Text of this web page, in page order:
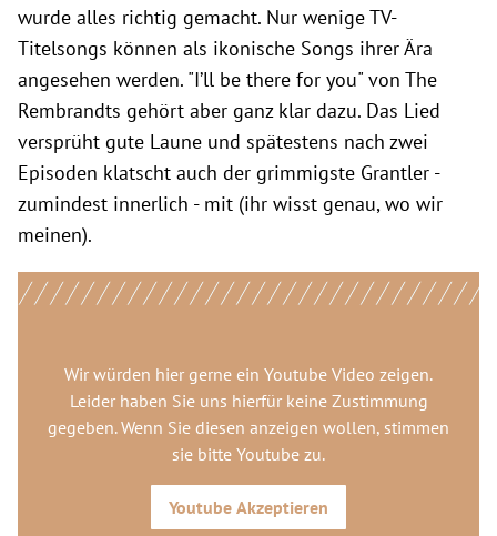
wurde alles richtig gemacht. Nur wenige TV-
Titelsongs können als ikonische Songs ihrer Ära
angesehen werden. "I’ll be there for you" von The
Rembrandts gehört aber ganz klar dazu. Das Lied
versprüht gute Laune und spätestens nach zwei
Episoden klatscht auch der grimmigste Grantler -
zumindest innerlich - mit (ihr wisst genau, wo wir
meinen).
Wir würden hier gerne ein Youtube Video zeigen.
Leider haben Sie uns hierfür keine Zustimmung
gegeben. Wenn Sie diesen anzeigen wollen, stimmen
sie bitte Youtube zu.
Youtube Akzeptieren